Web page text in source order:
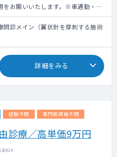
をお願いいたします。※車通勤・タ
用要相談
問診メイン（翼状針を穿刺する施術
詳細をみる
経験不問 専門医資格不問
診療／高単価9万円